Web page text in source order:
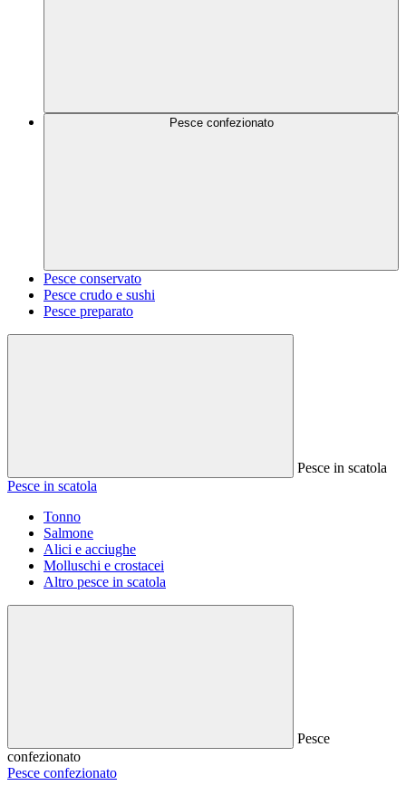
Pesce confezionato
Pesce conservato
Pesce crudo e sushi
Pesce preparato
Pesce in scatola
Pesce in scatola
Tonno
Salmone
Alici e acciughe
Molluschi e crostacei
Altro pesce in scatola
Pesce
confezionato
Pesce confezionato